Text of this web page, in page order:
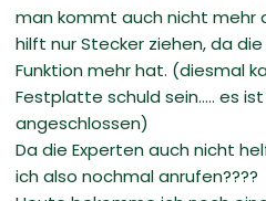
man kommt auch nicht mehr
hilft nur Stecker ziehen, da
Funktion mehr hat. (diesmal
Festplatte schuld sein..... es
angeschlossen)
Da die Experten auch nicht
ich also nochmal anrufen????